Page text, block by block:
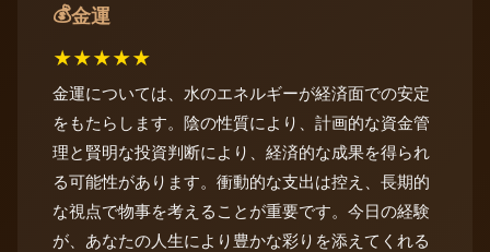
💰金運
★★★★★
金運については、水のエネルギーが経済面での安定
をもたらします。陰の性質により、計画的な資金管
理と賢明な投資判断により、経済的な成果を得られ
る可能性があります。衝動的な支出は控え、長期的
な視点で物事を考えることが重要です。今日の経験
が、あなたの人生により豊かな彩りを添えてくれる